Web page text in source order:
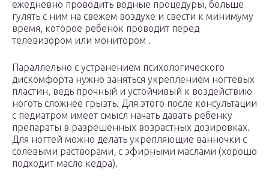
ежедневно проводить водные процедуры, больше
гулять с ним на свежем воздухе и свести к минимуму
время, которое ребенок проводит перед
телевизором или монитором .
Параллельно с устранением психологического
дискомфорта нужно заняться укреплением ногтевых
пластин, ведь прочный и устойчивый к воздействию
ноготь сложнее грызть. Для этого после консультации
с педиатром имеет смысл начать давать ребенку
препараты в разрешенных возрастных дозировках.
Для ногтей можно делать укрепляющие ванночки с
солевыми растворами, с эфирными маслами (хорошо
подходит масло кедра).